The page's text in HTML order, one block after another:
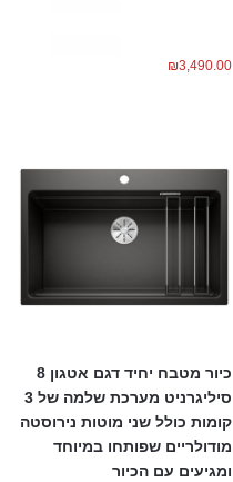
₪3,490.00
כיור מטבח יחיד דגם אטגון 8
סיליגרניט מערכת שלמה של 3
קומות כולל שני מוטות נירוסטה
מודולריים שפותחו במיוחד
ומגיעים עם הכיור